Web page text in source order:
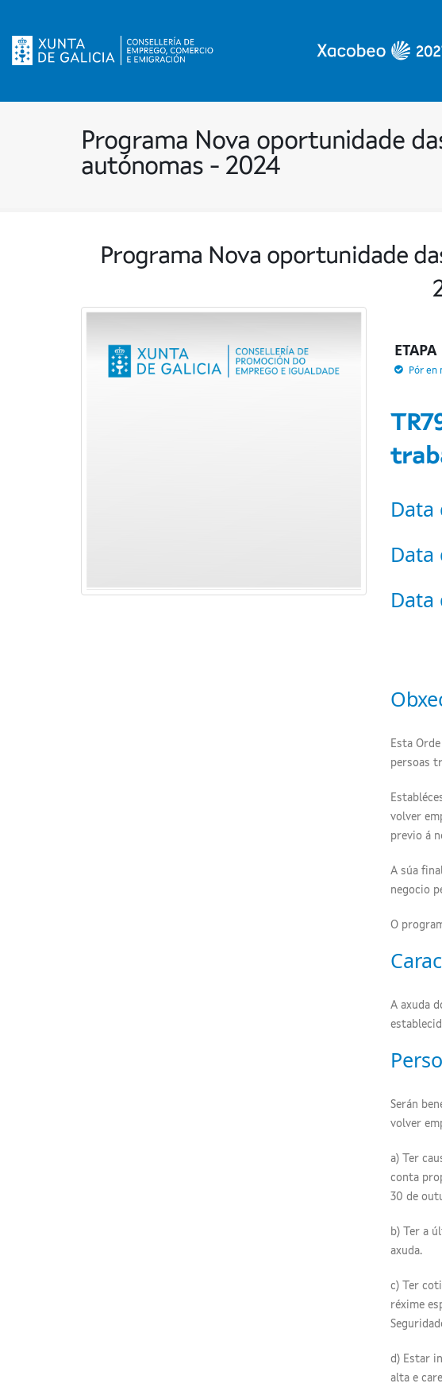
Programa Nova oportunidade
autónomas - 2024
Programa Nova oportunidade
ETAPA
Pór en
Data
Data
Esta
persoas
volver
previo á
A súa
negocio
O
A axuda
Serán
volver
a) Ter
conta
30 de
b) Ter a
axuda.
c) Ter
réxime
d) Estar
alta e